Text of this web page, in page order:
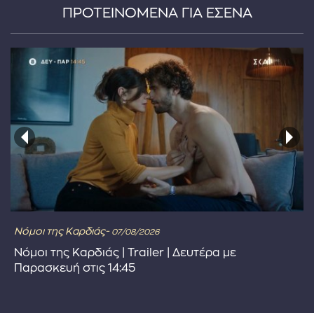
ΠΡΟΤΕΙΝΟΜΕΝΑ ΓΙΑ ΕΣΕΝΑ
Νόμοι της Καρδιάς- 07/08/2026
Νόμοι της Καρδιάς | Trailer | Δευτέρα με
Παρασκευή στις 14:45